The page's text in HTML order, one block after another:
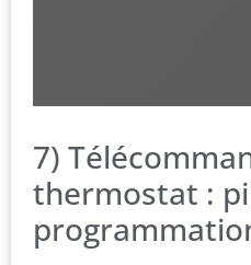
7)
thermostat :